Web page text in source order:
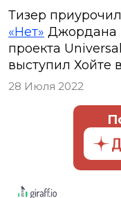
Тизер
«Нет» Джордана
проекта
выступил Хойте
28 Июля 2022